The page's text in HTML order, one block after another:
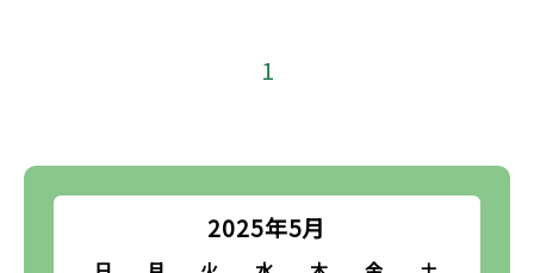
2025年5月
1